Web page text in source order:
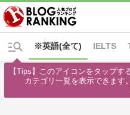
※英語(全て) IELTS
【Tips】このアイコンをタップす
カテゴリ一覧を表示できます。